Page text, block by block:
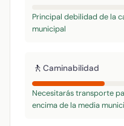
Principal debilidad de la
municipal
🚶 Caminabilidad
Necesitarás transporte
encima de la media